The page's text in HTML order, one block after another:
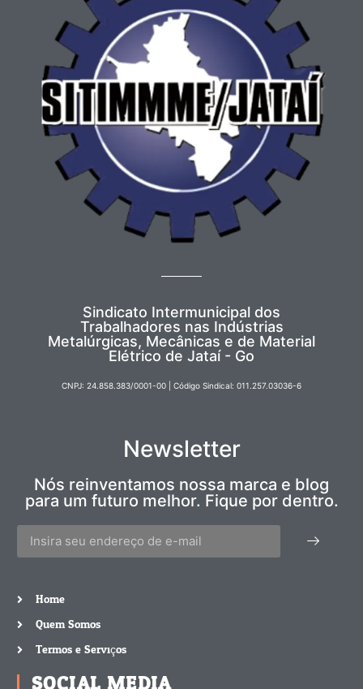
Newsletter
Nós reinventamos nossa marca e blog
para um futuro melhor. Fique por dentro.
Sindicato Intermunicipal dos
Trabalhadores nas Indústrias
Metalúrgicas, Mecânicas e de Material
Elétrico de Jataí - Go
CNPJ: 24.858.383/0001-00 | Código Sindical: 011.257.03036-6
Home
Quem Somos
Termos e Serviços